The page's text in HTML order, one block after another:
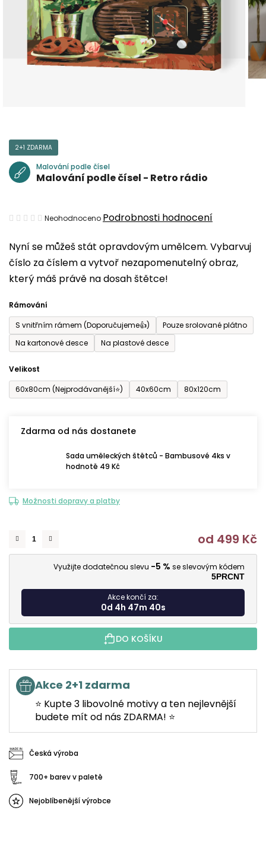
Nyní se můžeš stát opravdovým umělcem. Vybarvuj
číslo za číslem a vytvoř nezapomenutelný obraz,
který máš právě na dosah štětce!
Rámování
S vnitřním rámem (Doporučujeme👍)
Pouze srolované plátno
Na kartonové desce
Na plastové desce
Velikost
60x80cm (Nejprodávanější⭐)
40x60cm 80x120cm
Zdarma od nás dostanete
Sada uměleckých štětců - Bambusové 4ks v
hodnotě 49 Kč
Možnosti dopravy a platby
od 499 Kč
Využijte dodatečnou slevu -5 % se slevovým kódem
5PRCNT
Akce končí za:
0d 4h 47m 39s
DO KOŠÍKU
Akce 2+1 zdarma
⭐ Kupte 3 libovolné motivy a ten nejlevnější
budete mít od nás ZDARMA! ⭐
Česká výroba
700+ barev v paletě
Nejoblíbenější výrobce
2+1 ZDARMA
Malování podle čísel
Malování podle čísel - Retro rádio
Průměrné
produktu
je
0,0
5
hvězdiček.
Neohodnoceno Podrobnosti hodnocení